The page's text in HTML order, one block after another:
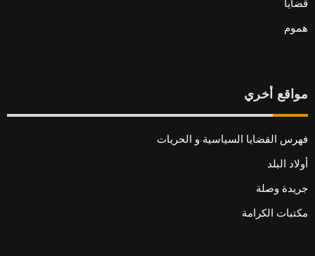
قضايا
هموم
مواقع أخري
فهرس القضايا السياسية و الحريات
أولاد البلد
جريدة وصلة
مكتبات الكرامة